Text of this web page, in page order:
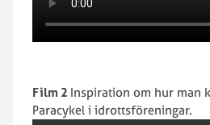
Film 2 Inspiration om hur man
Paracykel i idrottsföreningar.